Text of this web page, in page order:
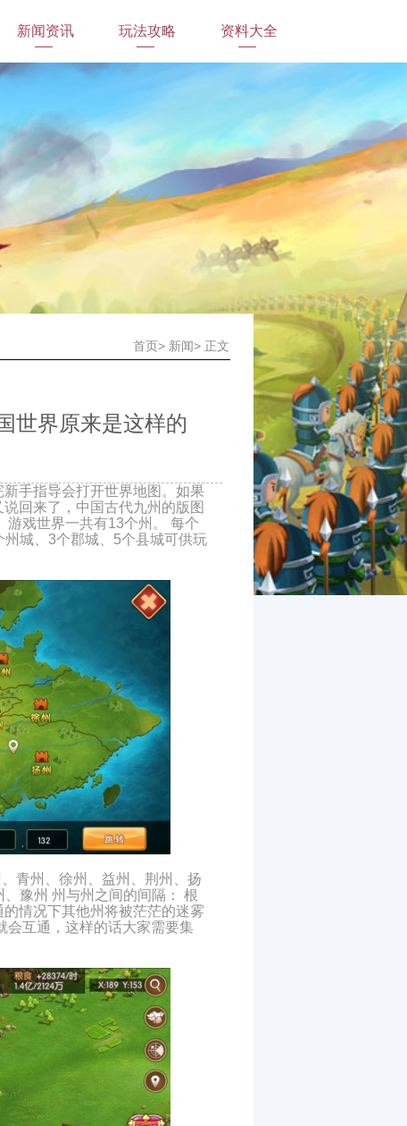
新闻资讯 玩法攻略 资料大全
首页> 新闻> 正文
世界原来是这样的
手指导会打开世界地图。如果
回来了，中国古代九州的版图
游戏世界一共有13个州。 每个
城、3个郡城、5个县城可供玩
青州、徐州、益州、荆州、扬
豫州 州与州之间的间隔： 根
情况下其他州将被茫茫的迷雾
会互通，这样的话大家需要集